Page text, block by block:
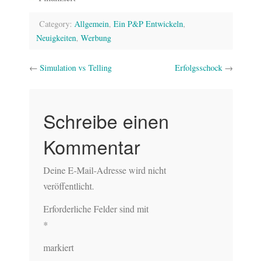
Category: Allgemein, Ein P&P Entwickeln,
Neuigkeiten, Werbung
← Simulation vs Telling Erfolgsschock →
Schreibe einen
Kommentar
Deine E-Mail-Adresse wird nicht
veröffentlicht.
Erforderliche Felder sind mit
*
markiert